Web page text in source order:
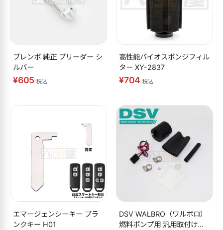
ブレンボ 純正 ブリーダー シ
ルバー
¥605税込
高性能バイオスポンジフィル
ター XY-2837
¥704税込
エマージェンシーキー ブラ
ンクキー H01
DSV WALBRO（ワルボロ）
燃料ポンプ用 汎用取付けキ